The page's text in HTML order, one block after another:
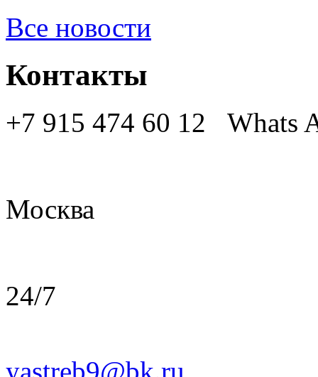
Все новости
Контакты
+7 915 474 60 12
Москва
24/7
yastreb9@bk.ru